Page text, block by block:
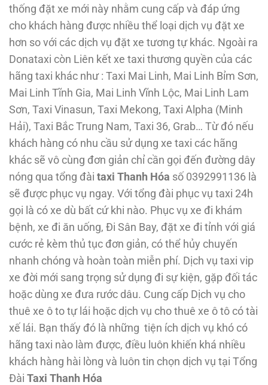
thống đặt xe mới này nhằm cung cấp và đáp ứng
cho khách hàng được nhiều thể loại dịch vụ đặt xe
hơn so với các dịch vụ đặt xe tương tự khác. Ngoài ra
Donataxi còn Liên kết xe taxi thương quyền của các
hãng taxi khác như : Taxi Mai Linh, Mai Linh Bỉm Sơn,
Mai Linh Tĩnh Gia, Mai Linh Vĩnh Lộc, Mai Linh Lam
Sơn, Taxi Vinasun, Taxi Mekong, Taxi Alpha (Minh
Hải), Taxi Bắc Trung Nam, Taxi 36, Grab… Từ đó nếu
khách hàng có nhu cầu sử dụng xe taxi các hãng
khác sẽ vô cùng đơn giản chỉ cần gọi đến đường dây
nóng qua tổng đài taxi Thanh Hóa số 0392991136 là
sẽ được phục vụ ngay. Với tổng đài phục vụ taxi 24h
gọi là có xe dù bất cứ khi nào. Phục vụ xe đi khám
bệnh, xe đi ăn uống, Đi Sân Bay, đặt xe đi tỉnh với giá
cước rẻ kèm thủ tục đơn giản, có thể hủy chuyến
nhanh chóng và hoàn toàn miễn phí. Dịch vụ taxi vip
xe đời mới sang trọng sử dụng đi sự kiện, gặp đối tác
hoặc dùng xe đưa rước dâu. Cung cấp Dịch vụ cho
thuê xe ô to tự lái hoặc dịch vụ cho thuê xe ô tô có tài
xế lái. Bạn thấy đó là những tiện ích dịch vụ khó có
hãng taxi nào làm được, điều luôn khiến khá nhiều
khách hàng hài lòng và luôn tin chọn dịch vụ tại Tổng
Đài Taxi Thanh Hóa